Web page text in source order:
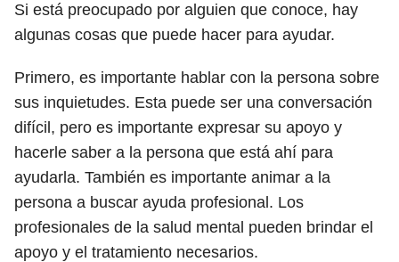
Si está preocupado por alguien que conoce, hay
algunas cosas que puede hacer para ayudar.
Primero, es importante hablar con la persona sobre
sus inquietudes. Esta puede ser una conversación
difícil, pero es importante expresar su apoyo y
hacerle saber a la persona que está ahí para
ayudarla. También es importante animar a la
persona a buscar ayuda profesional. Los
profesionales de la salud mental pueden brindar el
apoyo y el tratamiento necesarios.